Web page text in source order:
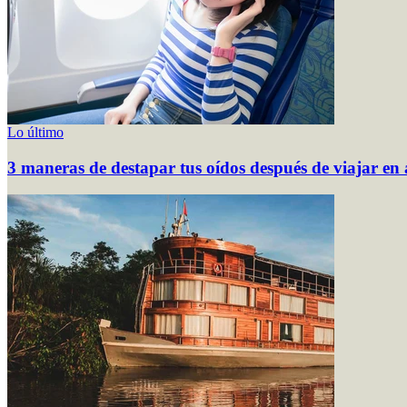
Lo último
3 maneras de destapar tus oídos después de viajar en